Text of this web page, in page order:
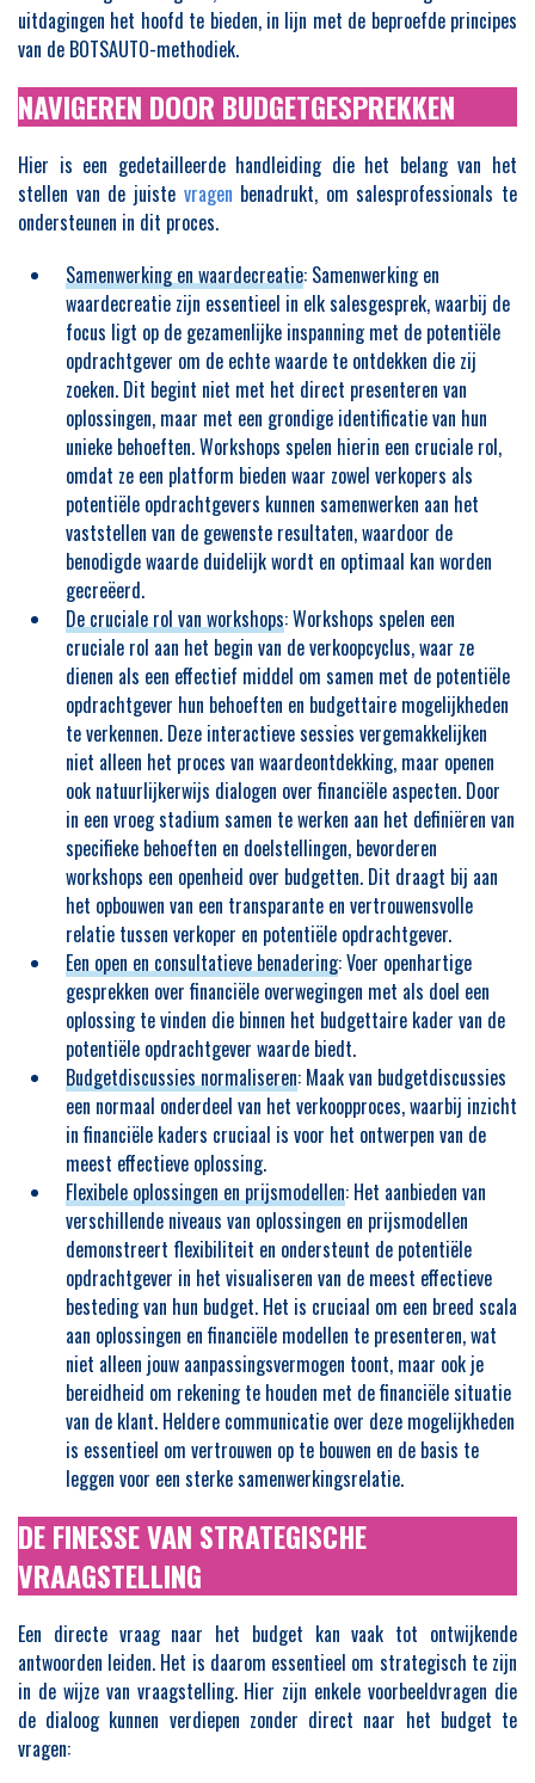
uitdagingen het hoofd te bieden, in lijn met de beproefde principes
van de BOTSAUTO-methodiek.
NAVIGEREN DOOR BUDGETGESPREKKEN
Hier is een gedetailleerde handleiding die het belang van het
stellen van de juiste vragen benadrukt, om salesprofessionals te
ondersteunen in dit proces.
Samenwerking en waardecreatie: Samenwerking en
waardecreatie zijn essentieel in elk salesgesprek, waarbij de
focus ligt op de gezamenlijke inspanning met de potentiële
opdrachtgever om de echte waarde te ontdekken die zij
zoeken. Dit begint niet met het direct presenteren van
oplossingen, maar met een grondige identificatie van hun
unieke behoeften. Workshops spelen hierin een cruciale rol,
omdat ze een platform bieden waar zowel verkopers als
potentiële opdrachtgevers kunnen samenwerken aan het
vaststellen van de gewenste resultaten, waardoor de
benodigde waarde duidelijk wordt en optimaal kan worden
gecreëerd.
De cruciale rol van workshops: Workshops spelen een
cruciale rol aan het begin van de verkoopcyclus, waar ze
dienen als een effectief middel om samen met de potentiële
opdrachtgever hun behoeften en budgettaire mogelijkheden
te verkennen. Deze interactieve sessies vergemakkelijken
niet alleen het proces van waardeontdekking, maar openen
ook natuurlijkerwijs dialogen over financiële aspecten. Door
in een vroeg stadium samen te werken aan het definiëren van
specifieke behoeften en doelstellingen, bevorderen
workshops een openheid over budgetten. Dit draagt bij aan
het opbouwen van een transparante en vertrouwensvolle
relatie tussen verkoper en potentiële opdrachtgever.
Een open en consultatieve benadering: Voer openhartige
gesprekken over financiële overwegingen met als doel een
oplossing te vinden die binnen het budgettaire kader van de
potentiële opdrachtgever waarde biedt.
Budgetdiscussies normaliseren: Maak van budgetdiscussies
een normaal onderdeel van het verkoopproces, waarbij inzicht
in financiële kaders cruciaal is voor het ontwerpen van de
meest effectieve oplossing.
Flexibele oplossingen en prijsmodellen: Het aanbieden van
verschillende niveaus van oplossingen en prijsmodellen
demonstreert flexibiliteit en ondersteunt de potentiële
opdrachtgever in het visualiseren van de meest effectieve
besteding van hun budget. Het is cruciaal om een breed scala
aan oplossingen en financiële modellen te presenteren, wat
niet alleen jouw aanpassingsvermogen toont, maar ook je
bereidheid om rekening te houden met de financiële situatie
van de klant. Heldere communicatie over deze mogelijkheden
is essentieel om vertrouwen op te bouwen en de basis te
leggen voor een sterke samenwerkingsrelatie.
DE FINESSE VAN STRATEGISCHE
VRAAGSTELLING
Een directe vraag naar het budget kan vaak tot ontwijkende
antwoorden leiden. Het is daarom essentieel om strategisch te zijn
in de wijze van vraagstelling. Hier zijn enkele voorbeeldvragen die
de dialoog kunnen verdiepen zonder direct naar het budget te
vragen: